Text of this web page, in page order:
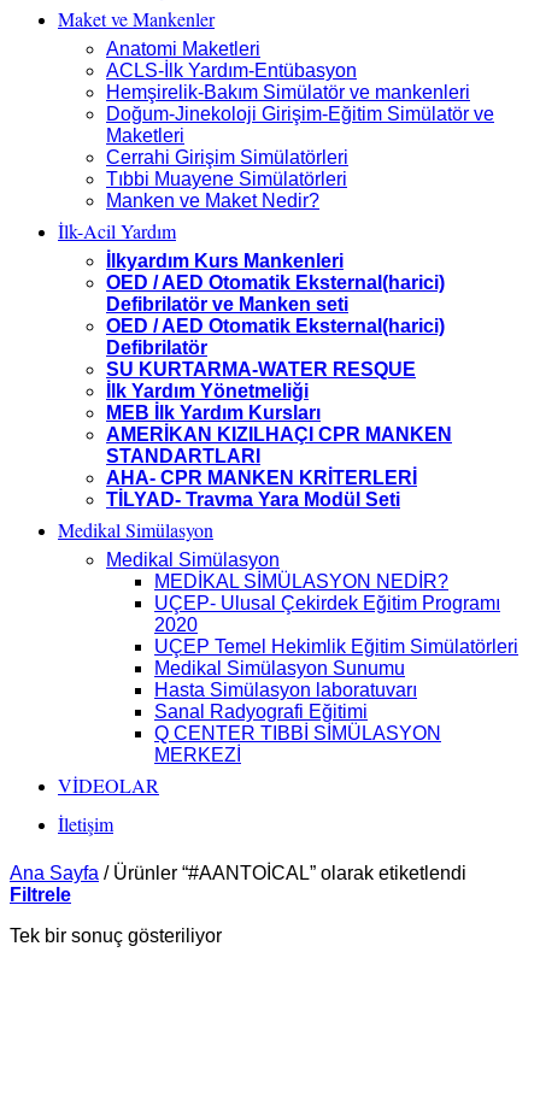
Maket ve Mankenler
Anatomi Maketleri
ACLS-İlk Yardım-Entübasyon
Hemşirelik-Bakım Simülatör ve mankenleri
Doğum-Jinekoloji Girişim-Eğitim Simülatör ve
Maketleri
Cerrahi Girişim Simülatörleri
Tıbbi Muayene Simülatörleri
Manken ve Maket Nedir?
İlk-Acil Yardım
İlkyardım Kurs Mankenleri
OED / AED Otomatik Eksternal(harici)
Defibrilatör ve Manken seti
OED / AED Otomatik Eksternal(harici)
Defibrilatör
SU KURTARMA-WATER RESQUE
İlk Yardım Yönetmeliği
MEB İlk Yardım Kursları
AMERİKAN KIZILHAÇI CPR MANKEN
STANDARTLARI
AHA- CPR MANKEN KRİTERLERİ
TİLYAD- Travma Yara Modül Seti
Medikal Simülasyon
Medikal Simülasyon
MEDİKAL SİMÜLASYON NEDİR?
UÇEP- Ulusal Çekirdek Eğitim Programı
2020
UÇEP Temel Hekimlik Eğitim Simülatörleri
Medikal Simülasyon Sunumu
Hasta Simülasyon laboratuvarı
Sanal Radyografi Eğitimi
Q CENTER TIBBİ SİMÜLASYON
MERKEZİ
VİDEOLAR
İletişim
Ana Sayfa /Ürünler “#AANTOİCAL” olarak etiketlendi
Filtrele
Tek bir sonuç gösteriliyor